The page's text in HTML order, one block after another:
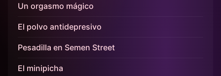
Un orgasmo mágico
El polvo antidepresivo
Pesadilla en Semen Street
El minipicha